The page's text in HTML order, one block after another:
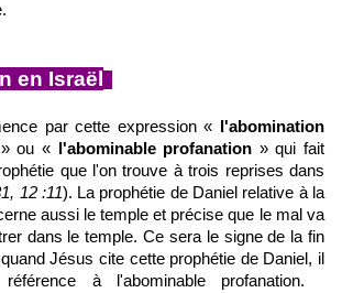
en Israël
par cette expression «
l'abomination
» ou « l'abominable profanation »qui fait
que l'on trouve à trois reprises dans
12 :11). La prophétie de Daniel relative à la
aussi le temple et précise que le mal va
dans le temple. Ce sera le signe de la fin
Jésus cite cette prophétie de Daniel, il
à l'abominable profanation.